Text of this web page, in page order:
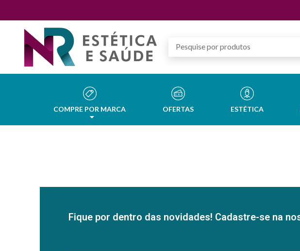
COMPRE POR MARCA OFERTAS ESTÉTICA
Fique por dentro das novidades! Cadastre-se na